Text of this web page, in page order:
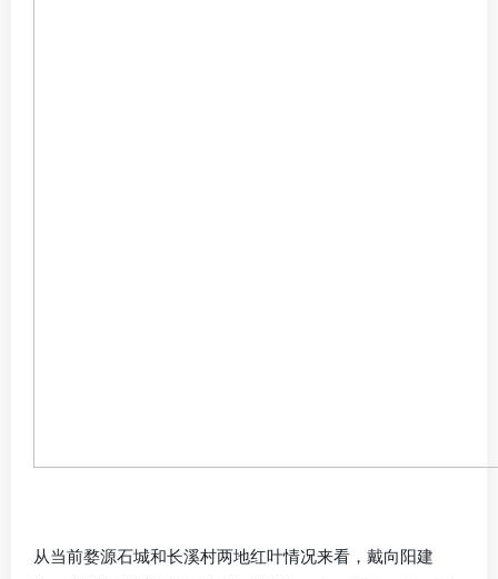
从当前婺源石城和长溪村两地红叶情况来看，戴向阳建